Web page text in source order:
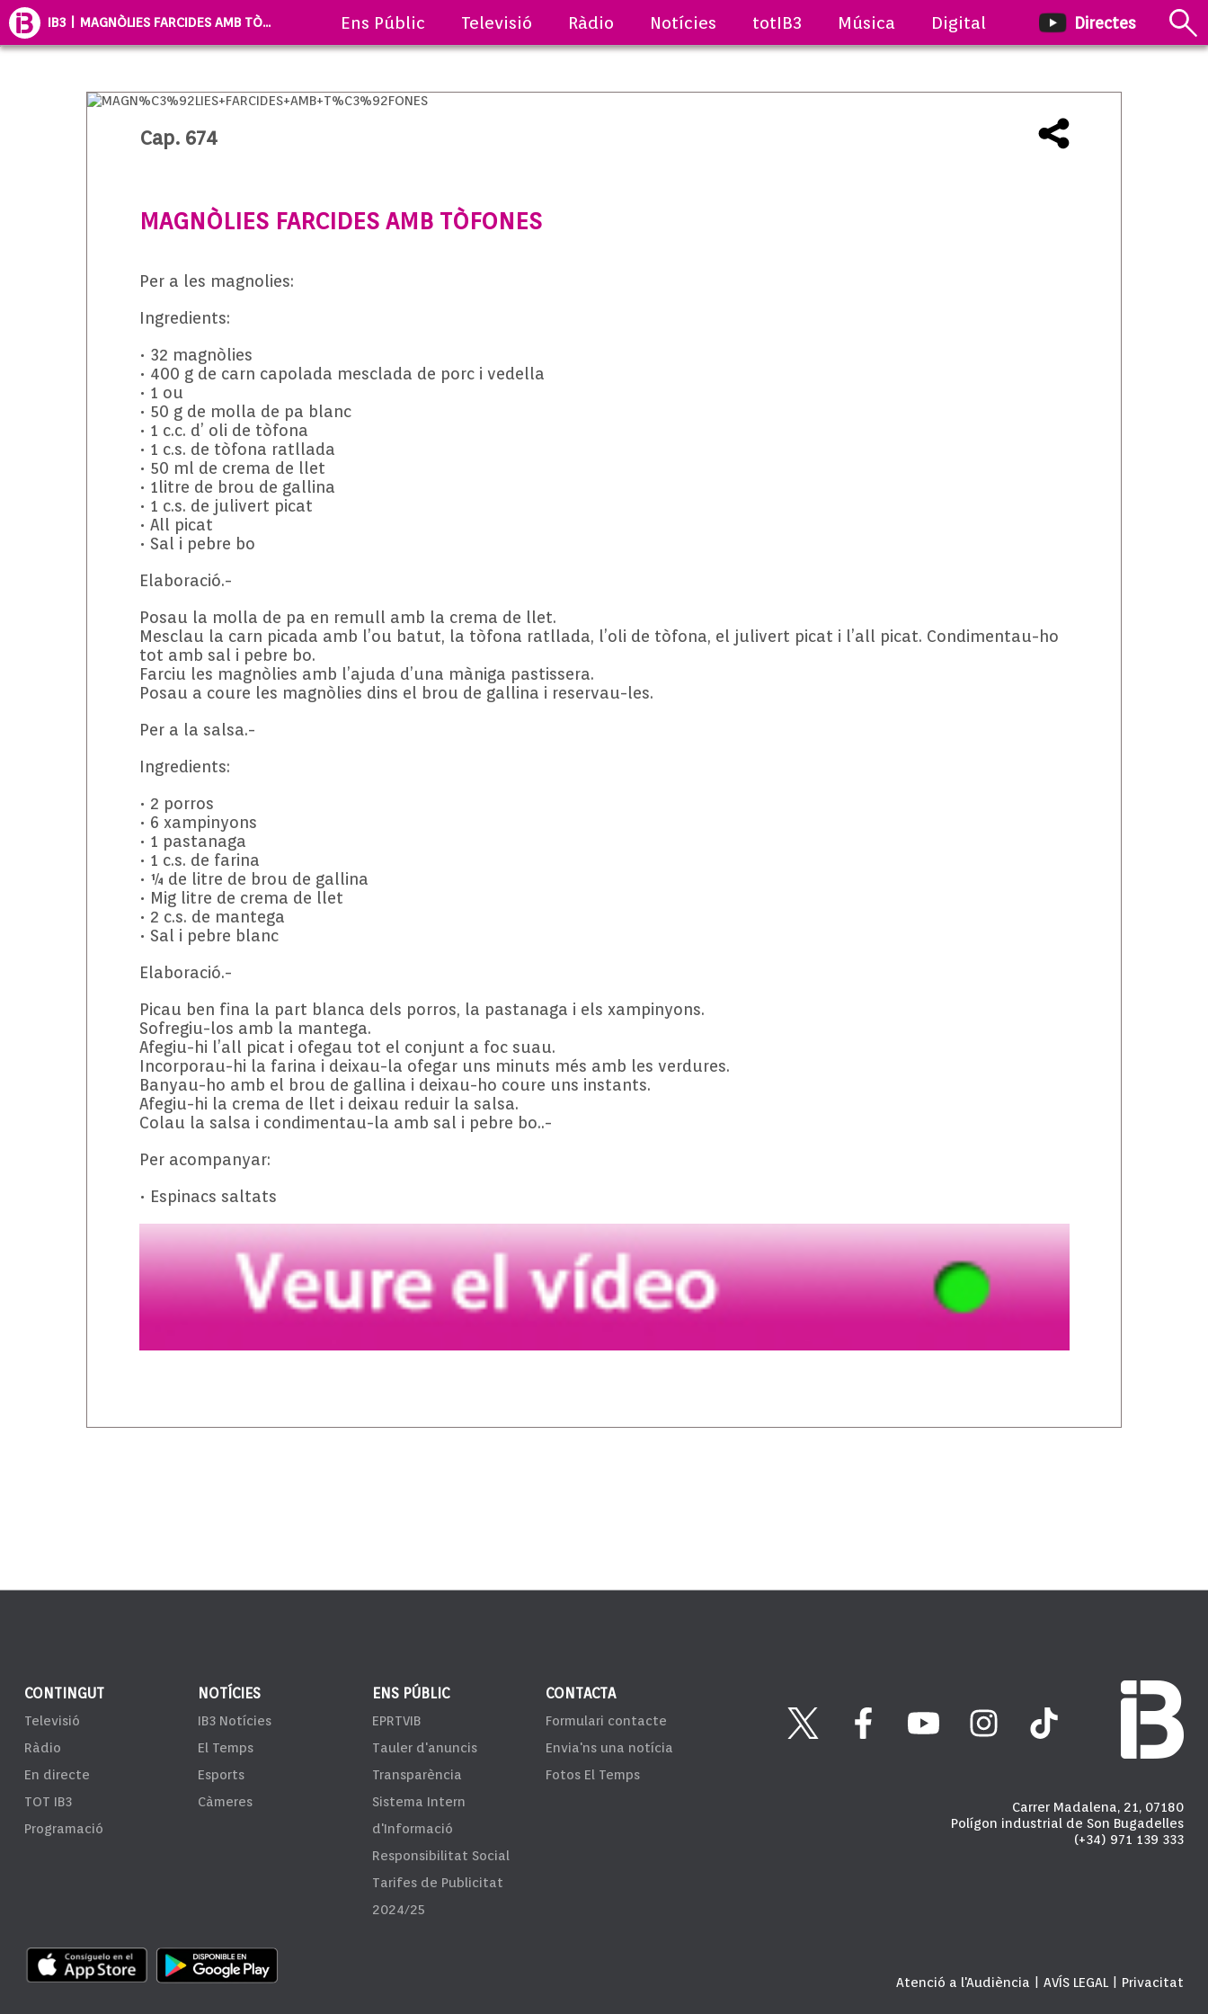
IB3 | MAGNÒLIES FARCIDES AMB TÒ... Ens Públic Televisió Ràdio Notícies totIB3 Música Digital Directes
Cap. 674
MAGNÒLIES FARCIDES AMB TÒFONES
Per a les magnolies:
Ingredients:
• 32 magnòlies
• 400 g de carn capolada mesclada de porc i vedella
• 1 ou
• 50 g de molla de pa blanc
• 1 c.c. d’ oli de tòfona
• 1 c.s. de tòfona ratllada
• 50 ml de crema de llet
• 1litre de brou de gallina
• 1 c.s. de julivert picat
• All picat
• Sal i pebre bo
Elaboració.-
Posau la molla de pa en remull amb la crema de llet.
Mesclau la carn picada amb l’ou batut, la tòfona ratllada, l’oli de tòfona, el julivert picat i l’all picat. Condimentau-ho
tot amb sal i pebre bo.
Farciu les magnòlies amb l’ajuda d’una màniga pastissera.
Posau a coure les magnòlies dins el brou de gallina i reservau-les.
Per a la salsa.-
Ingredients:
• 2 porros
• 6 xampinyons
• 1 pastanaga
• 1 c.s. de farina
• ¼ de litre de brou de gallina
• Mig litre de crema de llet
• 2 c.s. de mantega
• Sal i pebre blanc
Elaboració.-
Picau ben fina la part blanca dels porros, la pastanaga i els xampinyons.
Sofregiu-los amb la mantega.
Afegiu-hi l’all picat i ofegau tot el conjunt a foc suau.
Incorporau-hi la farina i deixau-la ofegar uns minuts més amb les verdures.
Banyau-ho amb el brou de gallina i deixau-ho coure uns instants.
Afegiu-hi la crema de llet i deixau reduir la salsa.
Colau la salsa i condimentau-la amb sal i pebre bo..-
Per acompanyar:
• Espinacs saltats
CONTINGUT
Televisió
Ràdio
En directe
TOT IB3
Programació
NOTÍCIES
IB3 Notícies
El Temps
Esports
Càmeres
ENS PÚBLIC
EPRTVIB
Tauler d'anuncis
Transparència
Sistema Intern
d'Informació
Responsibilitat Social
Tarifes de Publicitat
2024/25
CONTACTA
Formulari contacte
Envia'ns una notícia
Fotos El Temps
Carrer Madalena, 21, 07180
Polígon industrial de Son Bugadelles
(+34) 971 139 333
Atenció a l'Audiència |AVÍS LEGAL Privacitat